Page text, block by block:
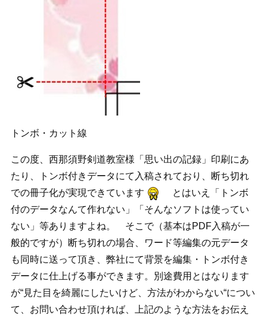
トンボ・カット線
この度、西那須野剣道教室様「思い出の記録」印刷にあ
たり、トンボ付きデータにて入稿されており、断ち切れ
での冊子化が実現できています
とはいえ「トンボ
付のデータなんて作れない」「そんなソフトは使ってい
ない」等ありますよね。 そこで（基本はPDF入稿が一
般的ですが）断ち切れの場合、ワード等編集の元データ
も同時に送って頂き、弊社にて背景を編集・トンボ付き
データに仕上げる事ができます。別途費用とはなります
が“見た目を綺麗にしたいけど、方法がわからない“につい
て、お問い合わせ頂ければ、上記のような方法をお伝え